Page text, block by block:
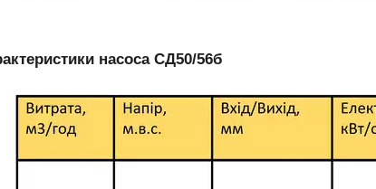
насоса СД50/56б